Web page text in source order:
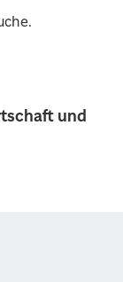
und